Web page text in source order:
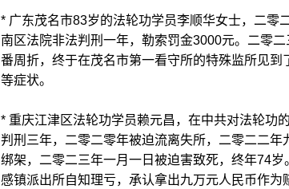
* 广东茂名市83岁的法轮功学员李顺华女士，二零
南区法院非法判刑一年，勒索罚金3000元。二零
番周折，终于在茂名市第一看守所的特殊监所见
等症状。
* 重庆江津区法轮功学员赖元昌，在中共对法轮功
判刑三年，二零二零年被迫流离失所，二零二二
绑架，二零二三年一月一日被迫害致死，终年74
感镇派出所自知理亏，承认拿出九万元人民币作为